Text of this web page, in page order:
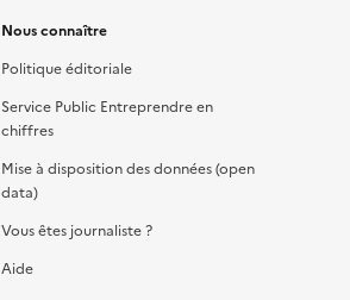
Nous connaître
Politique éditoriale
Service Public Entreprendre en
chiffres
Mise à disposition des données (open
data)
Vous êtes journaliste ?
Aide